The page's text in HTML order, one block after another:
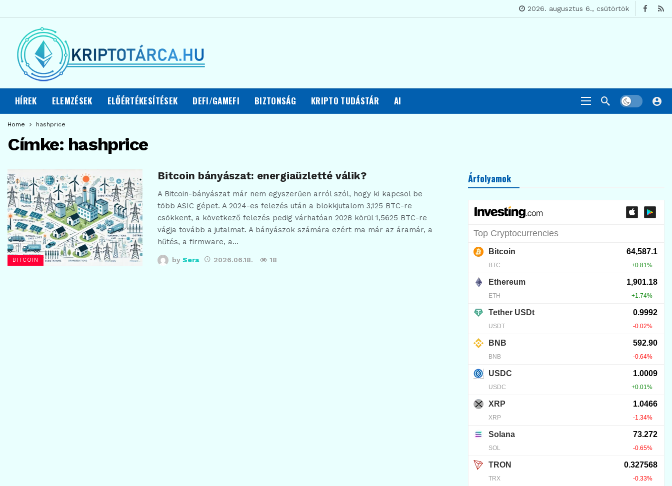
2026. augusztus 6., csütörtök
HÍREK ELEMZÉSEK ELŐÉRTÉKESÍTÉSEK DEFI/GAMEFI BIZTONSÁG KRIPTO TUDÁSTÁR AI
Home hashprice
Címke: hashprice
BITCOIN
Bitcoin bányászat: energiaüzletté válik?
A Bitcoin-bányászat már nem egyszerűen arról szól, hogy ki kapcsol be
több ASIC gépet. A 2024-es felezés után a blokkjutalom 3,125 BTC-re
csökkent, a következő felezés pedig várhatóan 2028 körül 1,5625 BTC-re
vágja tovább a jutalmat. A bányászok számára ezért ma már az áramár, a
hűtés, a firmware, a…
by Sera 2026.06.18. 18
Árfolyamok